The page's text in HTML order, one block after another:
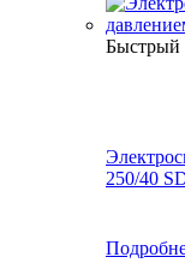
Быстрый
250/40